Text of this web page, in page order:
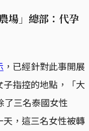
場」總部：代孕
，已經針對此事開展
指控的地點，「大
了三名泰國女性
，這三名女性被轉